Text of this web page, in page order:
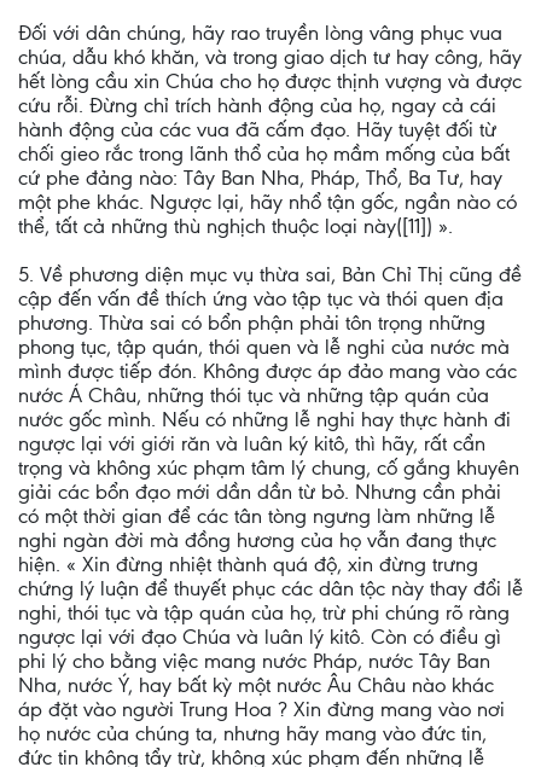
Ðối với dân chúng, hãy rao truyền lòng vâng phục vua
chúa, dẫu khó khăn, và trong giao dịch tư hay công, hãy
hết lòng cầu xin Chúa cho họ được thịnh vượng và được
cứu rỗi. Ðừng chỉ trích hành động của họ, ngay cả cái
hành động của các vua đã cấm đạo. Hãy tuyệt đối từ
chối gieo rắc trong lãnh thổ của họ mầm mống của bất
cứ phe đảng nào: Tây Ban Nha, Pháp, Thổ, Ba Tư, hay
một phe khác. Ngược lại, hãy nhổ tận gốc, ngần nào có
thể, tất cả những thù nghịch thuộc loại này([11]) ».
5. Về phương diện mục vụ thừa sai, Bản Chỉ Thị cũng đề
cập đến vấn đề thích ứng vào tập tục và thói quen địa
phương. Thừa sai có bổn phận phải tôn trọng những
phong tục, tập quán, thói quen và lễ nghi của nước mà
mình được tiếp đón. Không được áp đảo mang vào các
nước Á Châu, những thói tục và những tập quán của
nước gốc mình. Nếu có những lễ nghi hay thực hành đi
ngược lại với giới răn và luân ký kitô, thì hãy, rất cẩn
trọng và không xúc phạm tâm lý chung, cố gắng khuyên
giải các bổn đạo mới dần dần từ bỏ. Nhưng cần phải
có một thời gian để các tân tòng ngưng làm những lễ
nghi ngàn đời mà đồng hương của họ vẫn đang thực
hiện. « Xin đừng nhiệt thành quá độ, xin đừng trưng
chứng lý luận để thuyết phục các dân tộc này thay đổi lễ
nghi, thói tục và tập quán của họ, trừ phi chúng rõ ràng
ngược lại với đạo Chúa và luân lý kitô. Còn có điều gì
phi lý cho bằng việc mang nước Pháp, nước Tây Ban
Nha, nước Ý, hay bất kỳ một nước Âu Châu nào khác
áp đặt vào người Trung Hoa ? Xin đừng mang vào nơi
họ nước của chúng ta, nhưng hãy mang vào đức tin,
đức tin không tẩy trừ, không xúc phạm đến những lễ